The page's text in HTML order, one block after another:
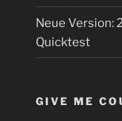
Neue Version:
Quicktest
GIVE ME